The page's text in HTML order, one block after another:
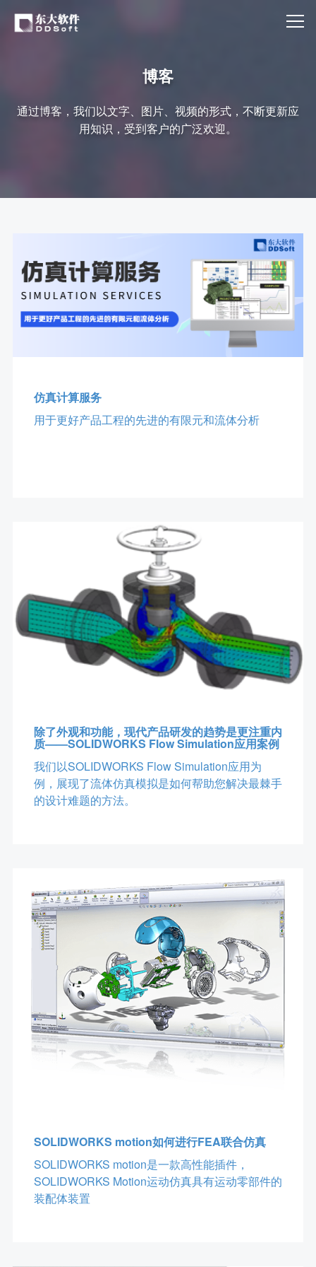
博客
通过博客，我们以文字、图片、视频的形式，不断更新应
用知识，受到客户的广泛欢迎。
仿真计算服务
用于更好产品工程的先进的有限元和流体分析
除了外观和功能，现代产品研发的趋势是更注重内
质——SOLIDWORKS Flow Simulation应用案例
我们以SOLIDWORKS Flow Simulation应用为
例，展现了流体仿真模拟是如何帮助您解决最棘手
的设计难题的方法。
SOLIDWORKS motion如何进行FEA联合仿真
SOLIDWORKS motion是一款高性能插件，
SOLIDWORKS Motion运动仿真具有运动零部件的
装配体装置